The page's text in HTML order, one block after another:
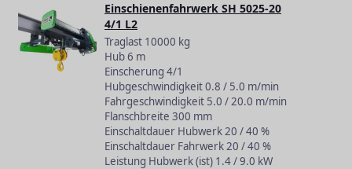
Einschienenfahrwerk SH 5025-20
4/1 L2
Traglast 10000 kg
Hub 6 m
Einscherung 4/1
Hubgeschwindigkeit 0.8 / 5.0 m/min
Fahrgeschwindigkeit 5.0 / 20.0 m/min
Flanschbreite 300 mm
Einschaltdauer Hubwerk 20 / 40 %
Einschaltdauer Fahrwerk 20 / 40 %
Leistung Hubwerk (ist) 1.4 / 9.0 kW